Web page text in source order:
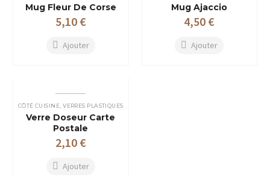
Mug Fleur De Corse
5,10 €
Ajouter
Mug Ajaccio
4,50 €
Ajouter
CÔTÉ CUISINE ,VERRES PLASTIQUES
Verre Doseur Carte
Postale
2,10 €
Ajouter